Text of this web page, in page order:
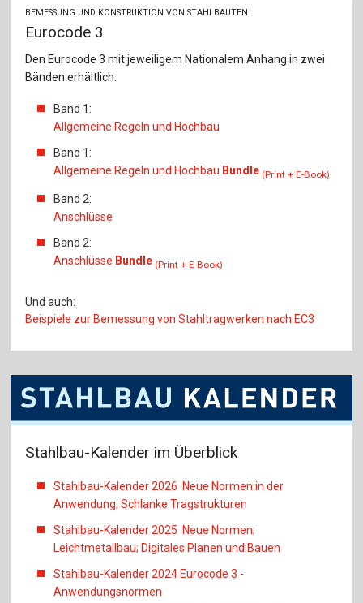
BEMESSUNG UND KONSTRUKTION VON STAHLBAUTEN
Eurocode 3
Den Eurocode 3 mit jeweiligem Nationalem Anhang in zwei
Bänden erhältlich.
Band 1:
Allgemeine Regeln und Hochbau
Band 1:
Allgemeine Regeln und Hochbau Bundle (Print + E-Book)
Band 2:
Anschlüsse
Band 2:
Anschlüsse Bundle (Print + E-Book)
Und auch:
Beispiele zur Bemessung von Stahltragwerken nach EC3
Stahlbau-Kalender im Überblick
Stahlbau-Kalender 2026 Neue Normen in der
Anwendung; Schlanke Tragstrukturen
Stahlbau-Kalender 2025 Neue Normen;
Leichtmetallbau; Digitales Planen und Bauen
Stahlbau-Kalender 2024 Eurocode 3 -
Anwendungsnormen